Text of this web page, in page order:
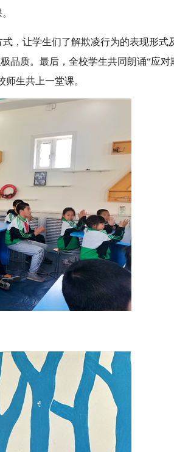
，让学生们了解欺凌行为的表现形式
品质。最后，全校学生共同朗诵“应对
生共上一堂课。